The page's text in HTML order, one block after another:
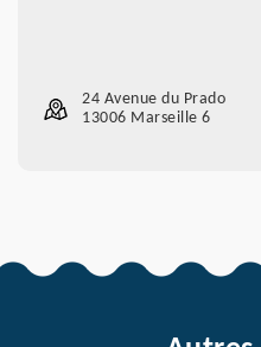
24 Avenue du Prado
13006 Marseille 6